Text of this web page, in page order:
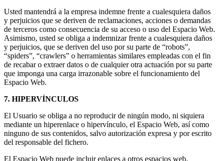
Usted mantendrá a la empresa indemne frente a cualesquiera daños
y perjuicios que se deriven de reclamaciones, acciones o demandas
de terceros como consecuencia de su acceso o uso del Espacio Web.
Asimismo, usted se obliga a indemnizar frente a cualesquiera daños
y perjuicios, que se deriven del uso por su parte de “robots”,
“spiders”, “crawlers” o herramientas similares empleadas con el fin
de recabar o extraer datos o de cualquier otra actuación por su parte
que imponga una carga irrazonable sobre el funcionamiento del
Espacio Web.
7. HIPERVÍNCULOS
El Usuario se obliga a no reproducir de ningún modo, ni siquiera
mediante un hiperenlace o hipervínculo, el Espacio Web, así como
ninguno de sus contenidos, salvo autorización expresa y por escrito
del responsable del fichero.
El Espacio Web puede incluir enlaces a otros espacios web,